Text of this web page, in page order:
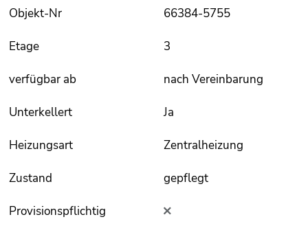
Objekt-Nr
66384-5755
Etage 3
verfügbar ab nach Vereinbarung
Unterkellert Ja
Heizungsart Zentralheizung
Zustand gepflegt
Provisionspflichtig